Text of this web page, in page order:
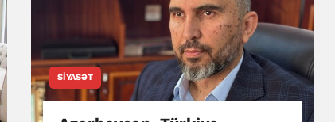
SIYASƏT